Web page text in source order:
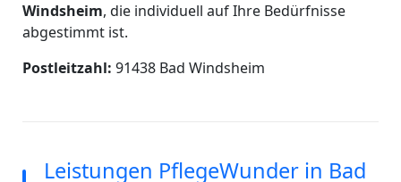
Windsheim, die individuell auf Ihre Bedürfnisse
abgestimmt ist.
Postleitzahl: 91438 Bad Windsheim
Leistungen PflegeWunder in Bad